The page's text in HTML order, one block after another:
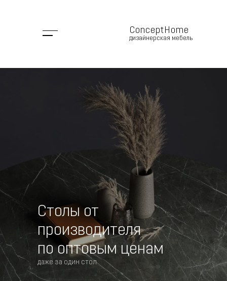
ConceptHome
дизайнерская мебель
Столы от
производителя
по оптовым ценам
даже за один стол